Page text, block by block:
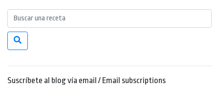
Suscríbete al blog vía email / Email subscriptions